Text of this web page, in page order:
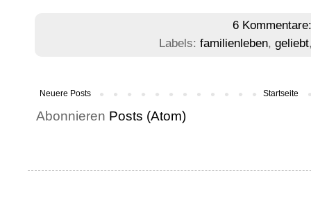
6
Labels: familienleben, geliebt
Neuere Posts Startseite
Abonnieren Posts (Atom)